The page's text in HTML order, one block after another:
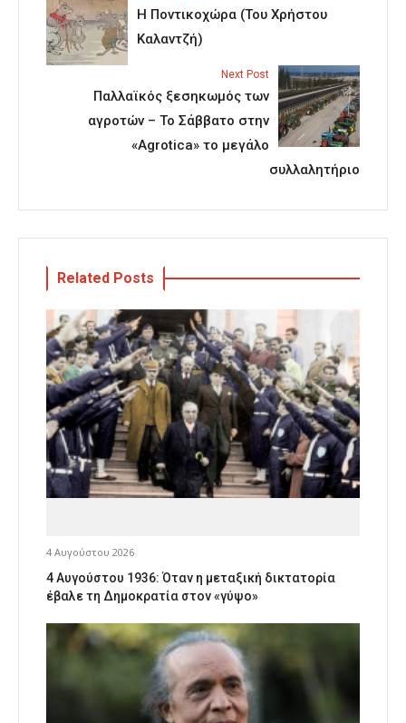
Η Ποντικοχώρα (Του Χρήστου
Καλαντζή)
Next Post
Παλλαϊκός ξεσηκωμός των
αγροτών – Το Σάββατο στην
«Agrotica» το μεγάλο
συλλαλητήριο
Related Posts
4 Αυγούστου 2026
4 Αυγούστου 1936: Όταν η μεταξική δικτατορία
έβαλε τη Δημοκρατία στον «γύψο»